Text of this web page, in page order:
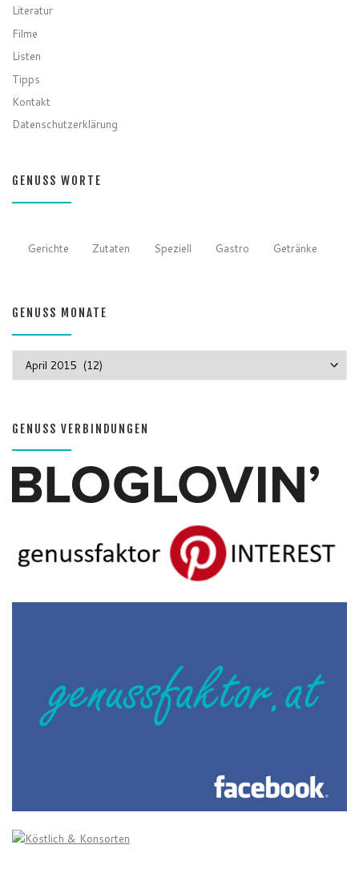
Literatur
Filme
Listen
Tipps
Kontakt
Datenschutzerklärung
GENUSS WORTE
Gerichte Zutaten Speziell Gastro Getränke
GENUSS MONATE
GENUSS VERBINDUNGEN